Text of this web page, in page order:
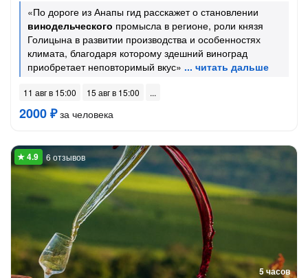
«По дороге из Анапы гид расскажет о становлении
винодельческого промысла в регионе, роли князя
Голицына в развитии производства и особенностях
климата, благодаря которому здешний виноград
приобретает неповторимый вкус»
11 авг в 15:00 15 авг в 15:00
2000 ₽за человека
5 часов
6 отзывов